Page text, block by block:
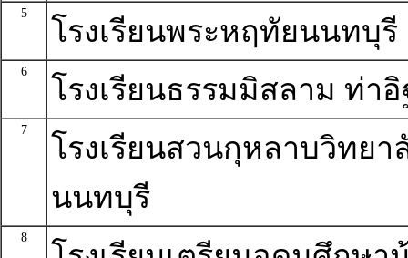
5
โรงเรียนพระหฤทัยนนทบุรี
6
โรงเรียนธรรมมิสลาม ท่าอิ
7
โรงเรียนสวนกุหลาบวิทยา
นนทบุรี
8